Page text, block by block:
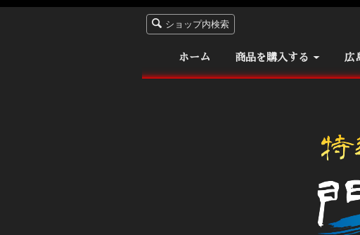
ショップ内検索
ホーム 商品を購入する 広